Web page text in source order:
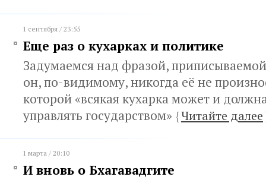
1 сентября / 23:55
Еще раз о кухарках и политике
Задумаемся над фразой,
он, по-видимому, никогда её не
которой «всякая кухарка может и
управлять государством» {Читайте далее
1 марта / 20:10
И вновь о Бхагавадгите